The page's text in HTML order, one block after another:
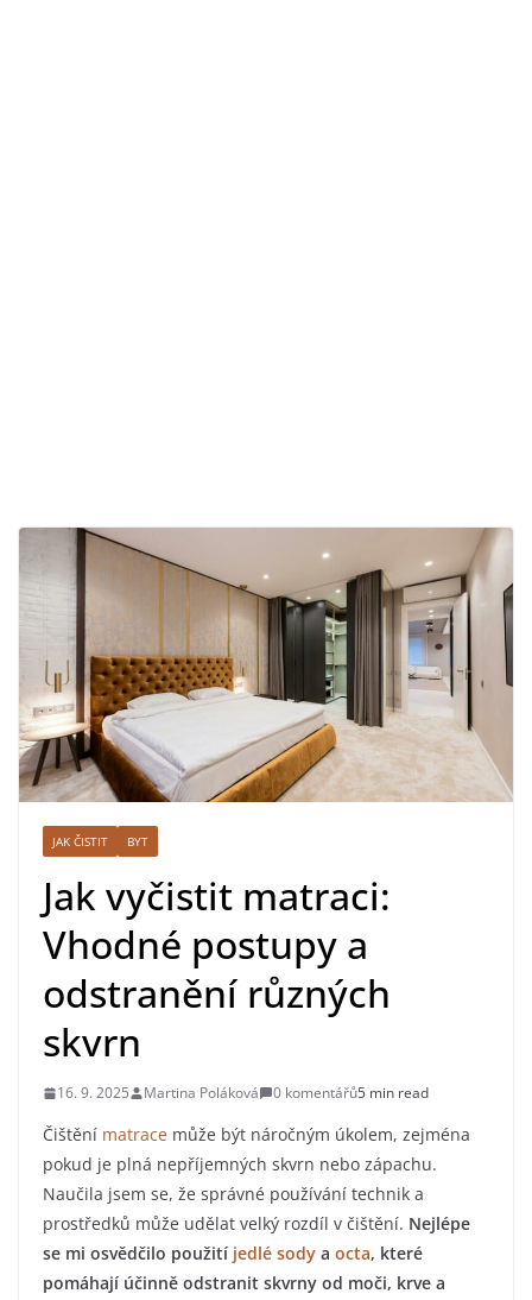
JAK ČISTIT BYT
Jak vyčistit matraci:
Vhodné postupy a
odstranění různých
skvrn
16. 9. 2025 Martina Poláková 0 komentářů5 min read
Čištění matrace může být náročným úkolem, zejména
pokud je plná nepříjemných skvrn nebo zápachu.
Naučila jsem se, že správné používání technik a
prostředků může udělat velký rozdíl v čištění. Nejlépe
se mi osvědčilo použití jedlé sody a octa, které
pomáhají účinně odstranit skvrny od moči, krve a